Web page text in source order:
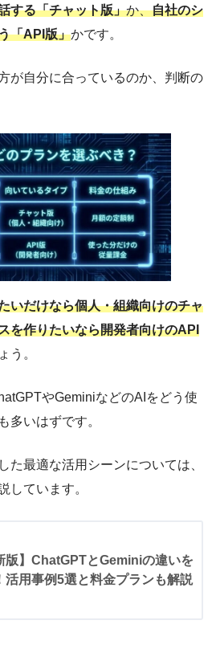
する「チャット版」か、自社のシ
「API版」かです。
が自分に合っているのか、判断の
いだけなら個人・組織向けのチャ
を作りたいなら開発者向けのAPI
う。
やGeminiなどのAIをどう使
多いはずです。
た最適な活用シーンについては、
しています。
版】ChatGPTとGeminiの違いを
活用事例5選と料金プランも解説